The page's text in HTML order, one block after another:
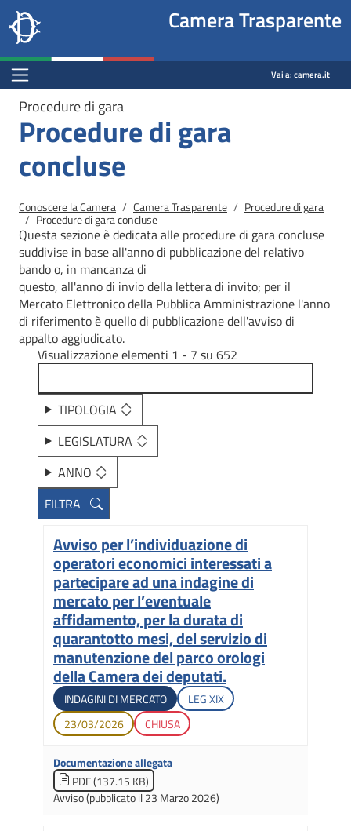
Salta al contenuto principale
Salta al menu di navigazione
Site
header
block
Camera dei deputati
Camera Trasparente
Menu Bar block
Vai a:camera.it
Procedure di gara
Procedure di gara
concluse
Briciole di pane
Conoscere la Camera Camera Trasparente Procedure di gara
Procedure di gara concluse
Questa sezione è dedicata alle procedure di gara concluse
suddivise in base all'anno di pubblicazione del relativo
bando o, in mancanza di
questo, all'anno di invio della lettera di invito; per il
Mercato Elettronico della Pubblica Amministrazione l'anno
di riferimento è quello di pubblicazione dell'avviso di
appalto aggiudicato.
Visualizzazione elementi 1 - 7 su 652
TIPOLOGIA
LEGISLATURA
ANNO
Titolo
Avviso per l’individuazione di
operatori economici interessati a
partecipare ad una indagine di
mercato per l’eventuale
affidamento, per la durata di
quarantotto mesi, del servizio di
manutenzione del parco orologi
della Camera dei deputati.
Tipologia di gara
INDAGINI DI MERCATO Legislatura di apertura
LEGXIX
Data di apertura
23/03/2026 Stato gara
CHIUSA
Documentazione allegata
PDF (137.15 KB)
Avviso (pubblicato il 23 Marzo 2026)
Fine pagina
Salta al contenuto principale
Salta al menu di navigazione
Vai a inizio pagina